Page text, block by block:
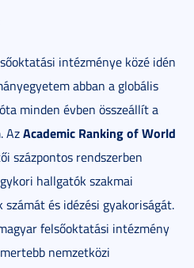
intézménye közé idén
abban a globális
minden évben összeállít a
AzAcademic Ranking of World
százpontos rendszerben
hallgatók szakmai
és idézési gyakoriságát.
felsőoktatási intézmény
nemzetközi